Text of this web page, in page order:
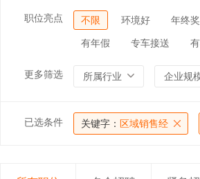
职位亮点 不限 环境好 年终奖
有年假 专车接送
更多筛选 所属行业 企业规
已选条件 关键字： 区域销售经